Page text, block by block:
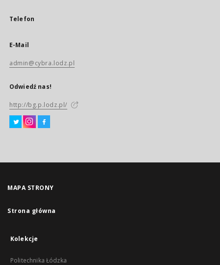
Telefon
E-Mail
admin@cybra.lodz.pl
Odwiedź nas!
http://bg.p.lodz.pl/
MAPA STRONY
Strona główna
Kolekcje
Politechnika Łódzka